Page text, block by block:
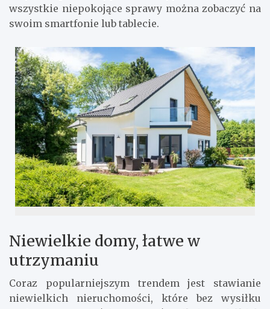
wszystkie niepokojące sprawy można zobaczyć na
swoim smartfonie lub tablecie.
Niewielkie domy, łatwe w
utrzymaniu
Coraz popularniejszym trendem jest stawianie
niewielkich nieruchomości, które bez wysiłku